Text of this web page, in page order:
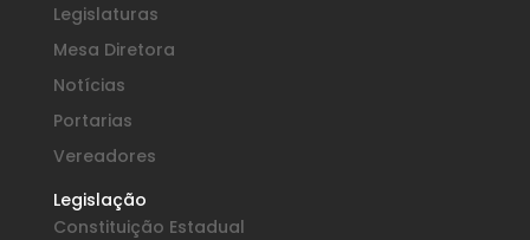
Legislaturas
Mesa Diretora
Notícias
Portarias
Vereadores
Legislação
Constituição Estadual